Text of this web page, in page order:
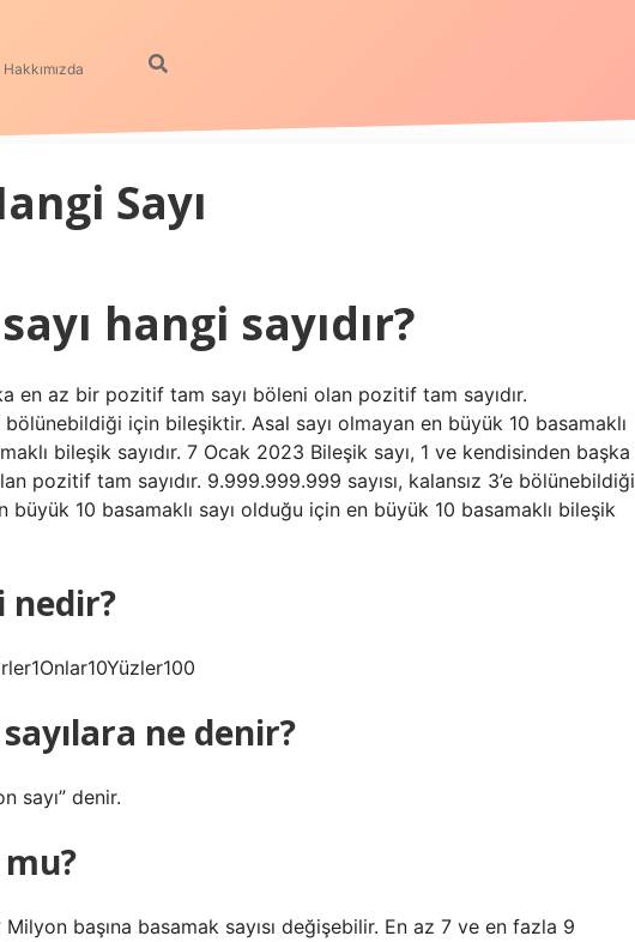
Hakkımızda
Sayı
hangi sayıdır?
en az bir pozitif tam sayı böleni olan pozitif tam sayıdır.
bölünebildiği için bileşiktir. Asal sayı olmayan en büyük 10 basamaklı
bileşik sayıdır. 7 Ocak 2023 Bileşik sayı, 1 ve kendisinden başka
pozitif tam sayıdır. 9.999.999.999 sayısı, kalansız 3’e bölünebildiği
büyük 10 basamaklı sayı olduğu için en büyük 10 basamaklı bileşik
nedir?
ne denir?
sayı” denir.
başına basamak sayısı değişebilir. En az 7 ve en fazla 9